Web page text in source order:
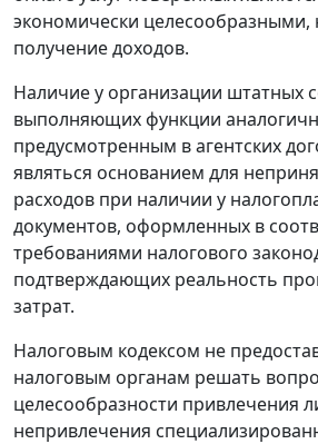
экономически
получение доходов.
Наличие у организации штатных
выполняющих функции
предусмотренным в агентских
являться основанием для
расходов при наличии у
документов, оформленных в
требованиями налогового
подтверждающих реальность
затрат.
Налоговым кодексом не
налоговым органам решать
целесообразности привлечения
непривлечения